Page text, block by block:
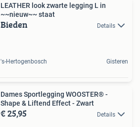
LEATHER look zwarte legging L in
~~nieuw~~ staat
Bieden Details
's-Hertogenbosch Gisteren
Dames Sportlegging WOOSTER® -
Shape & Liftend Effect - Zwart
€ 25,95 Details